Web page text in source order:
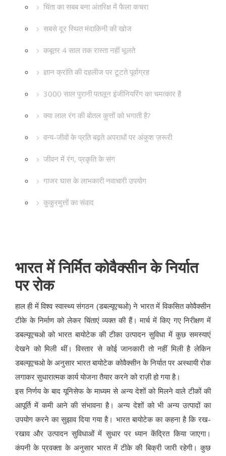
चिंता का सबब बना अंतरिक्ष में फैला कचरा
सबसे दूर स्थित मंदाकिनी की खोज
कबूतर 4 साल तक रास्ता नहीं भूलते
ज्ञान क्रांति की दहलीज पर टूटते पूर्वाग्रह
3000 साल पुरानी पतलून इंजीनियरिंग का चमत्कार है
क्या लाल रंग की बोतल कुत्तों को भगाती है?
वन्य-जीवों के प्रति बढ़ते अपराधों पर अंकुश ज़रूरी
जीवन में रंग, प्रकृति के संग
गाजर घास के लाभकारी नवाचारी उपयोग
कुकुरमुत्तों का संवाद
भारत में निर्मित कोवैक्सीन के निर्यात
पर रोक
हाल ही में विश्व स्वास्थ्य संगठन (डबल्यूएचओ) ने भारत में विकसित कोवैक्सीन
टीके के निर्माण को लेकर चिंताएं व्यक्त की हैं। मार्च में किए गए निरीक्षण में
डबल्यूएचओ को भारत बायोटेक की टीका उत्पादन सुविधा में कुछ समस्याएं
देखने को मिली थीं। विस्तार से कोई जानकारी तो नहीं मिली है लेकिन
डबल्यूएचओ के अनुसार भारत बायोटेक कोवैक्सीन के निर्यात पर अस्थायी रोक
लगाकर सुधारात्मक कार्य योजना तैयार करने को राज़ी हो गया है।
इस निर्णय के बाद यूनिसेफ के माध्यम से अन्य देशों को मिलने वाले टीकों की
आपूर्ति में कमी आने की संभावना है। अन्य देशों को भी अन्य उत्पादों का
उपयोग करने का सुझाव दिया गया है। भारत बायोटेक का कहना है कि रख-
रखाव और उत्पादन सुविधाओं में सुधार पर ध्यान केंद्रित किया जाएगा।
कंपनी के प्रवक्ता के अनुसार भारत में टीके की बिक्री जारी रहेगी। कुछ